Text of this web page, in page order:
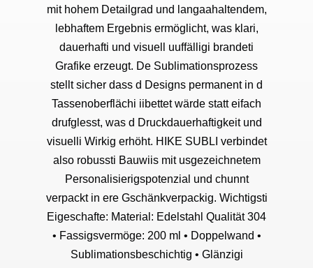
mit hohem Detailgrad und langaahaltendem,
lebhaftem Ergebnis ermöglicht, was klari,
dauerhafti und visuell uuffälligi brandeti
Grafike erzeugt. De Sublimationsprozess
stellt sicher dass d Designs permanent in d
Tassenoberflächi iibettet wärde statt eifach
drufglesst, was d Druckdauerhaftigkeit und
visuelli Wirkig erhöht. HIKE SUBLI verbindet
also robussti Bauwiis mit usgezeichnetem
Personalisierigspotenzial und chunnt
verpackt in ere Gschänkverpackig. Wichtigsti
Eigeschafte: Material: Edelstahl Qualität 304
• Fassigsvermöge: 200 ml • Doppelwand •
Sublimationsbeschichtig • Glänzigi